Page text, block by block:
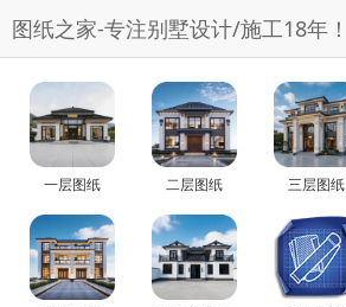
图纸之家-专注别墅设计/施工18年！
一层图纸 二层图纸 三层图纸